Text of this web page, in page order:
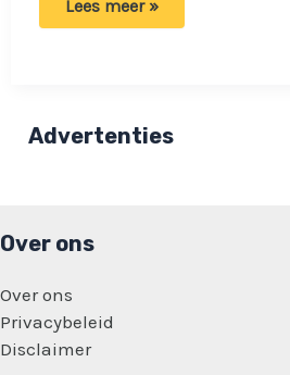
Glennis
heeft
zich
Lees meer »
Advertenties
Over ons
Over ons
Privacybeleid
Disclaimer